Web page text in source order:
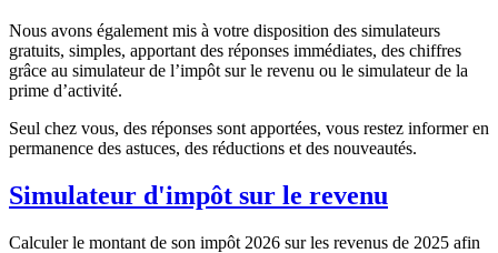
Nous avons également mis à votre disposition des simulateurs
gratuits, simples, apportant des réponses immédiates, des chiffres
grâce au simulateur de l’impôt sur le revenu ou le simulateur de la
prime d’activité.
Seul chez vous, des réponses sont apportées, vous restez informer en
permanence des astuces, des réductions et des nouveautés.
Simulateur d'impôt sur le revenu
Calculer le montant de son impôt 2026 sur les revenus de 2025 afin